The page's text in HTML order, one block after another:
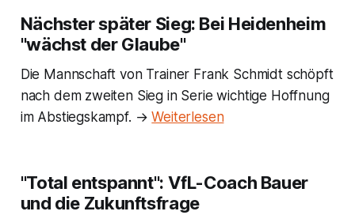
Nächster später Sieg: Bei Heidenheim
"wächst der Glaube"
Die Mannschaft von Trainer Frank Schmidt schöpft
nach dem zweiten Sieg in Serie wichtige Hoffnung
im Abstiegskampf. →Weiterlesen
"Total entspannt": VfL-Coach Bauer
und die Zukunftsfrage